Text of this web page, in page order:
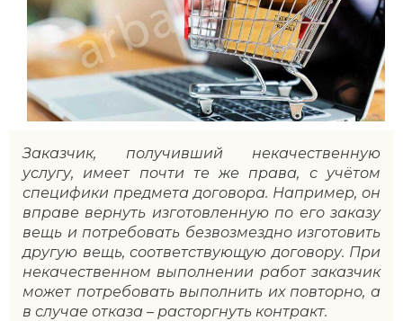
Заказчик, получивший некачественную
услугу, имеет почти те же права, с учётом
специфики предмета договора. Например, он
вправе вернуть изготовленную по его заказу
вещь и потребовать безвозмездно изготовить
другую вещь, соответствующую договору. При
некачественном выполнении работ заказчик
может потребовать выполнить их повторно, а
в случае отказа – расторгнуть контракт.